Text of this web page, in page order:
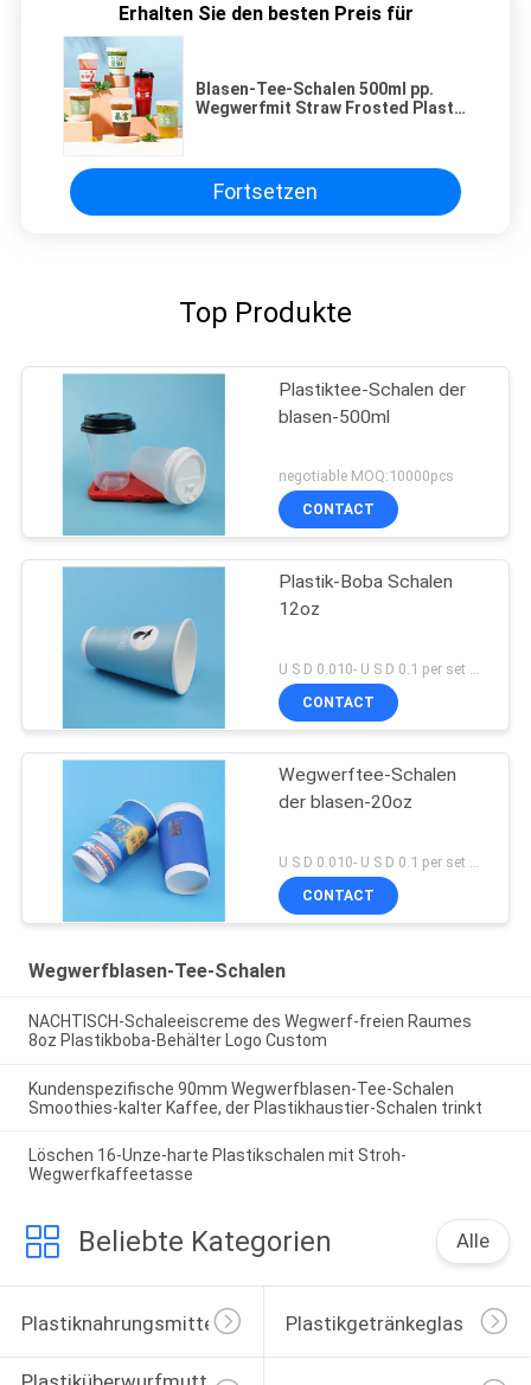
Erhalten Sie den besten Preis für
Blasen-Tee-Schalen 500ml pp.
Wegwerfmit Straw Frosted Plastic
Fortsetzen
Top Produkte
Plastiktee-Schalen der
blasen-500ml
negotiable MOQ:10000pcs
CONTACT
Plastik-Boba Schalen
12oz
U S D 0.010- U S D 0.1 per set MOQ:Satz 5000
CONTACT
Wegwerftee-Schalen
der blasen-20oz
CONTACT
Wegwerfblasen-Tee-Schalen
NACHTISCH-Schaleeiscreme des Wegwerf-freien Raumes
8oz Plastikboba-Behälter Logo Custom
Kundenspezifische 90mm Wegwerfblasen-Tee-Schalen
Smoothies-kalter Kaffee, der Plastikhaustier-Schalen trinkt
Löschen 16-Unze-harte Plastikschalen mit Stroh-
Wegwerfkaffeetasse
Beliebte Kategorien Alle
Plastiknahrungsmittelgläser Plastikgetränkeglas